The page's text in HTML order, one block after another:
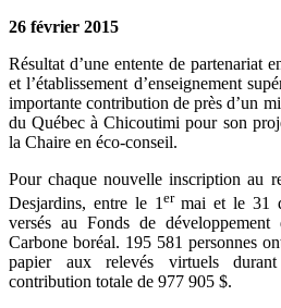
26 février 2015
Résultat d’une entente de partenariat
et l’établissement d’enseignement
importante contribution de près d’un
du Québec à Chicoutimi pour son
la Chaire en éco-conseil.
Pour chaque nouvelle inscription au
Desjardins, entre le 1 ermai et le 31
versés au Fonds de
Carbone boréal. 195 581 personnes
papier aux relevés virtuels
contribution totale de 977 905 $.